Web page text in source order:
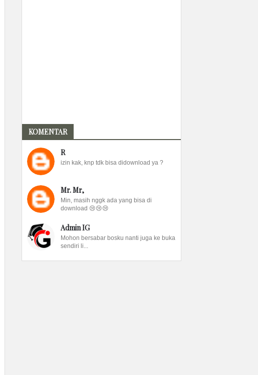
KOMENTAR
R
izin kak, knp tdk bisa didownload ya ?
Mr. Mr,
Min, masih nggk ada yang bisa di
download 😢😢😢
Admin IG
Mohon bersabar bosku nanti juga ke buka
sendiri li...